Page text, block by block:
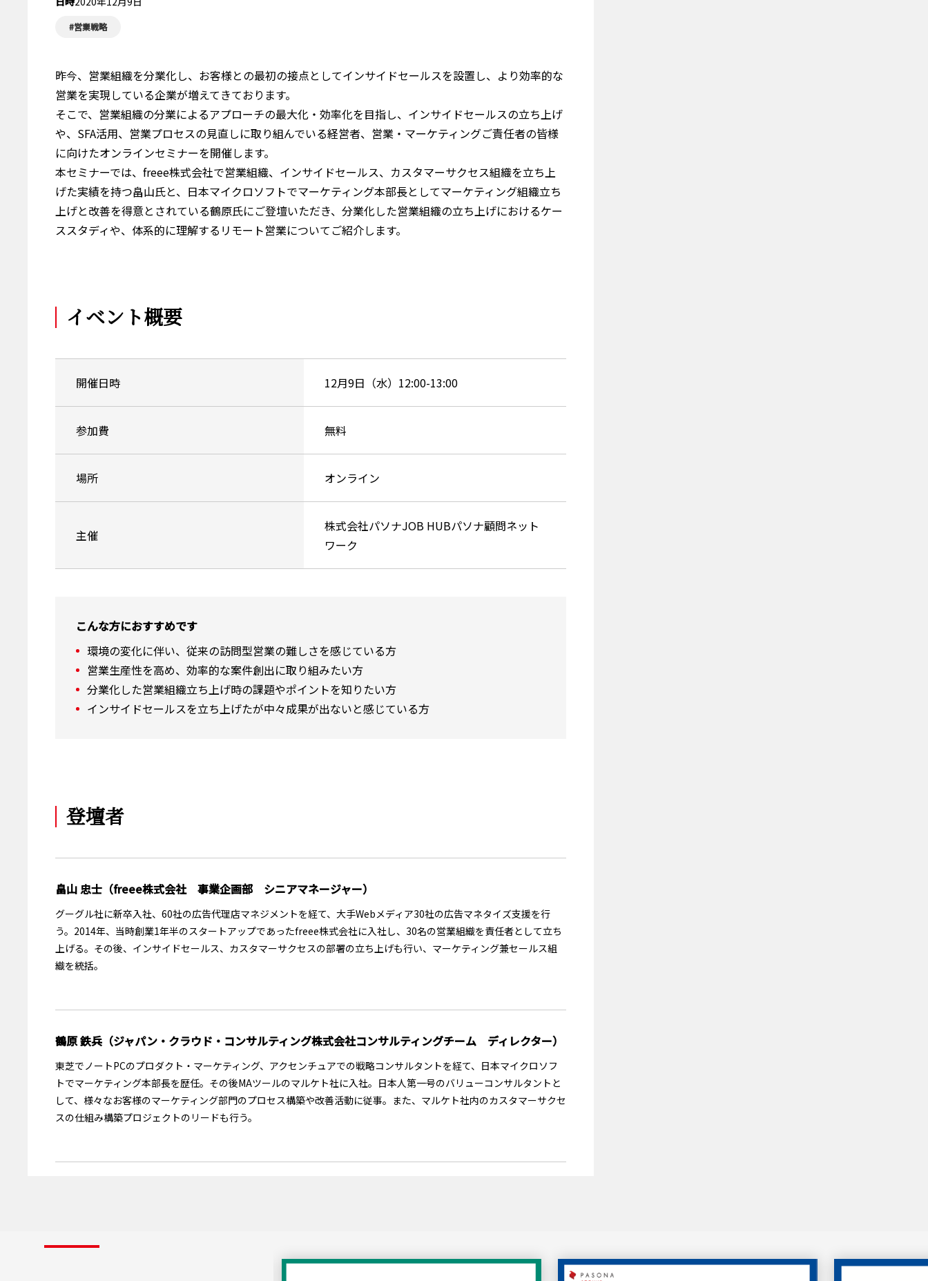
#営業戦略
昨今、営業組織を分業化し、お客様との最初の接点としてインサイドセールスを設置し、より効率的な
営業を実現している企業が増えてきております。
そこで、営業組織の分業によるアプローチの最大化・効率化を目指し、インサイドセールスの立ち上げ
や、SFA活用、営業プロセスの見直しに取り組んでいる経営者、営業・マーケティングご責任者の皆様
に向けたオンラインセミナーを開催します。
本セミナーでは、freee株式会社で営業組織、インサイドセールス、カスタマーサクセス組織を立ち上
げた実績を持つ畠山氏と、日本マイクロソフトでマーケティング本部長としてマーケティング組織立ち
上げと改善を得意とされている鶴原氏にご登壇いただき、分業化した営業組織の立ち上げにおけるケー
ススタディや、体系的に理解するリモート営業についてご紹介します。
イベント概要
開催日時 12月9日（水）12:00-13:00
参加費 無料
場所 オンライン
主催
株式会社パソナJOB HUBパソナ顧問ネット
ワーク
こんな方におすすめです
環境の変化に伴い、従来の訪問型営業の難しさを感じている方
営業生産性を高め、効率的な案件創出に取り組みたい方
分業化した営業組織立ち上げ時の課題やポイントを知りたい方
インサイドセールスを立ち上げたが中々成果が出ないと感じている方
登壇者
畠山 忠士（freee株式会社 事業企画部 シニアマネージャー）
グーグル社に新卒入社、60社の広告代理店マネジメントを経て、大手Webメディア30社の広告マネタイズ支援を行
う。2014年、当時創業1年半のスタートアップであったfreee株式会社に入社し、30名の営業組織を責任者として立ち
上げる。その後、インサイドセールス、カスタマーサクセスの部署の立ち上げも行い、マーケティング兼セールス組
織を統括。
鶴原 鉄兵（ジャパン・クラウド・コンサルティング株式会社コンサルティングチーム ディレクター）
東芝でノートPCのプロダクト・マーケティング、アクセンチュアでの戦略コンサルタントを経て、日本マイクロソフ
トでマーケティング本部長を歴任。その後MAツールのマルケト社に入社。日本人第一号のバリューコンサルタントと
して、様々なお客様のマーケティング部門のプロセス構築や改善活動に従事。また、マルケト社内のカスタマーサクセ
スの仕組み構築プロジェクトのリードも行う。